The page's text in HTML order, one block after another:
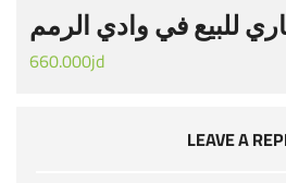
للبيع في وادي الرمم
660.000jd
LEAVE A